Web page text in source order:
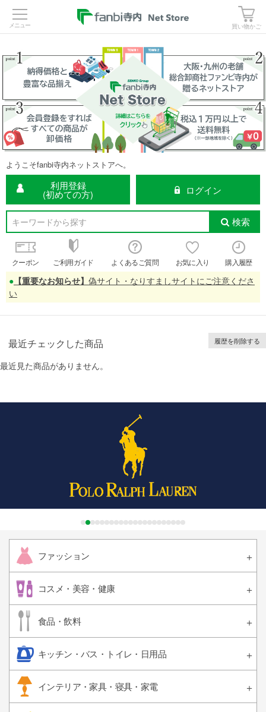
買い物かご
ようこそfanbi寺内ネットストアへ。
利用登録
(初めての方) ログイン
キーワードから探す 検索
クーポン ご利用ガイド よくあるご質問 お気に入り 購入履歴
【重要なお知らせ】 偽サイト・なりすましサイトにご注意くださ
い
最近チェックした商品
最近見た商品がありません。
履歴を削除する
ファッション
コスメ・美容・健康
食品・飲料
キッチン・バス・トイレ・日用品
インテリア・家具・寝具・家電